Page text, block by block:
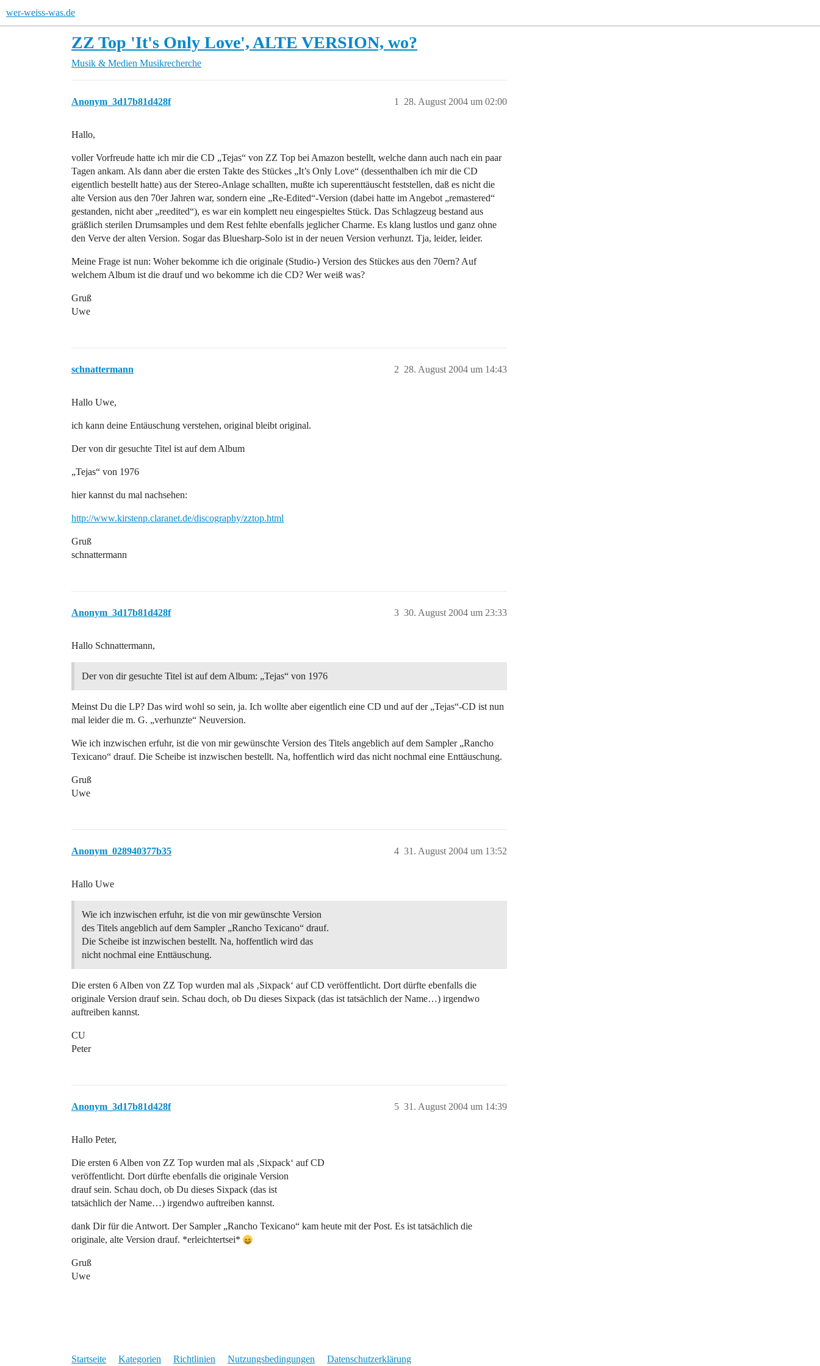
wer-weiss-was.de
ZZ Top 'It's Only Love', ALTE VERSION, wo?
Musik & Medien Musikrecherche
Anonym_3d17b81d428f 28. August 2004 um 02:00
1
Hallo,
voller Vorfreude hatte ich mir die CD „Tejas“ von ZZ Top bei Amazon bestellt, welche dann auch nach ein paar
Tagen ankam. Als dann aber die ersten Takte des Stückes „It’s Only Love“ (dessenthalben ich mir die CD
eigentlich bestellt hatte) aus der Stereo-Anlage schallten, mußte ich superenttäuscht feststellen, daß es nicht die
alte Version aus den 70er Jahren war, sondern eine „Re-Edited“-Version (dabei hatte im Angebot „remastered“
gestanden, nicht aber „reedited“), es war ein komplett neu eingespieltes Stück. Das Schlagzeug bestand aus
gräßlich sterilen Drumsamples und dem Rest fehlte ebenfalls jeglicher Charme. Es klang lustlos und ganz ohne
den Verve der alten Version. Sogar das Bluesharp-Solo ist in der neuen Version verhunzt. Tja, leider, leider.
Meine Frage ist nun: Woher bekomme ich die originale (Studio-) Version des Stückes aus den 70ern? Auf
welchem Album ist die drauf und wo bekomme ich die CD? Wer weiß was?
Gruß
Uwe
schnattermann 28. August 2004 um 14:43
2
Hallo Uwe,
ich kann deine Entäuschung verstehen, original bleibt original.
Der von dir gesuchte Titel ist auf dem Album
„Tejas“ von 1976
hier kannst du mal nachsehen:
http://www.kirstenp.claranet.de/discography/zztop.html
Gruß
schnattermann
Anonym_3d17b81d428f 30. August 2004 um 23:33
3
Hallo Schnattermann,
Der von dir gesuchte Titel ist auf dem Album: „Tejas“ von 1976
Meinst Du die LP? Das wird wohl so sein, ja. Ich wollte aber eigentlich eine CD und auf der „Tejas“-CD ist nun
mal leider die m. G. „verhunzte“ Neuversion.
Wie ich inzwischen erfuhr, ist die von mir gewünschte Version des Titels angeblich auf dem Sampler „Rancho
Texicano“ drauf. Die Scheibe ist inzwischen bestellt. Na, hoffentlich wird das nicht nochmal eine Enttäuschung.
Gruß
Uwe
Anonym_028940377b35 31. August 2004 um 13:52
4
Hallo Uwe
Wie ich inzwischen erfuhr, ist die von mir gewünschte Version
des Titels angeblich auf dem Sampler „Rancho Texicano“ drauf.
Die Scheibe ist inzwischen bestellt. Na, hoffentlich wird das
nicht nochmal eine Enttäuschung.
Die ersten 6 Alben von ZZ Top wurden mal als ‚Sixpack‘ auf CD veröffentlicht. Dort dürfte ebenfalls die
originale Version drauf sein. Schau doch, ob Du dieses Sixpack (das ist tatsächlich der Name…) irgendwo
auftreiben kannst.
CU
Peter
Anonym_3d17b81d428f 31. August 2004 um 14:39
5
Hallo Peter,
Die ersten 6 Alben von ZZ Top wurden mal als ‚Sixpack‘ auf CD
veröffentlicht. Dort dürfte ebenfalls die originale Version
drauf sein. Schau doch, ob Du dieses Sixpack (das ist
tatsächlich der Name…) irgendwo auftreiben kannst.
dank Dir für die Antwort. Der Sampler „Rancho Texicano“ kam heute mit der Post. Es ist tatsächlich die
originale, alte Version drauf. *erleichtertsei*
Gruß
Uwe
Startseite Kategorien Richtlinien Nutzungsbedingungen Datenschutzerklärung